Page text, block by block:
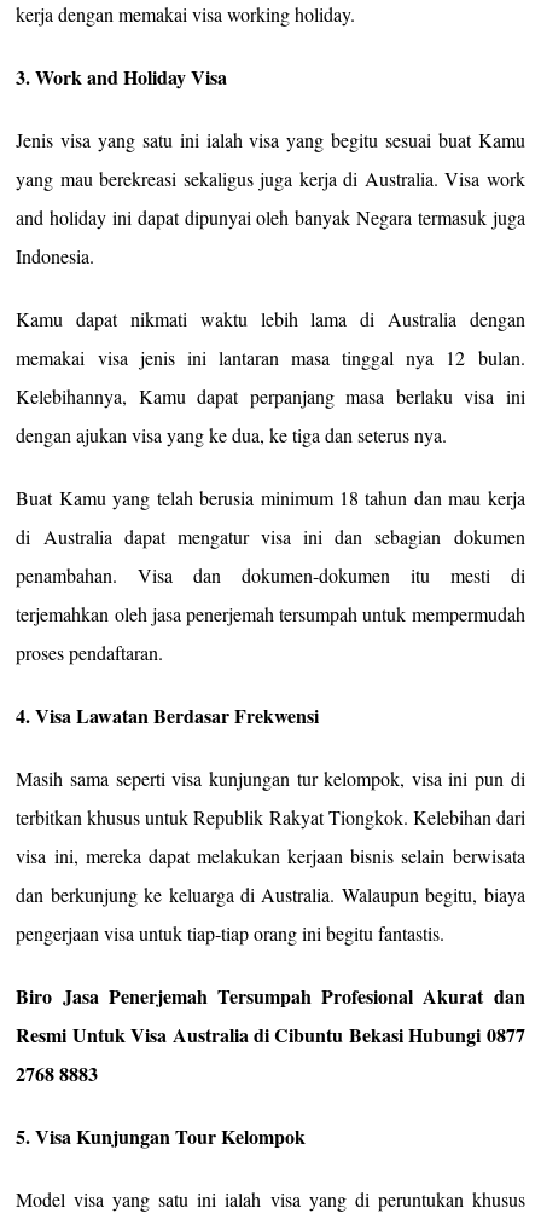
kerja dengan memakai visa working holiday.
3. Work and Holiday Visa
Jenis visa yang satu ini ialah visa yang begitu sesuai buat Kamu
yang mau berekreasi sekaligus juga kerja di Australia. Visa work
and holiday ini dapat dipunyai oleh banyak Negara termasuk juga
Indonesia.
Kamu dapat nikmati waktu lebih lama di Australia dengan
memakai visa jenis ini lantaran masa tinggal nya 12 bulan.
Kelebihannya, Kamu dapat perpanjang masa berlaku visa ini
dengan ajukan visa yang ke dua, ke tiga dan seterus nya.
Buat Kamu yang telah berusia minimum 18 tahun dan mau kerja
di Australia dapat mengatur visa ini dan sebagian dokumen
penambahan. Visa dan dokumen-dokumen itu mesti di
terjemahkan oleh jasa penerjemah tersumpah untuk mempermudah
proses pendaftaran.
4. Visa Lawatan Berdasar Frekwensi
Masih sama seperti visa kunjungan tur kelompok, visa ini pun di
terbitkan khusus untuk Republik Rakyat Tiongkok. Kelebihan dari
visa ini, mereka dapat melakukan kerjaan bisnis selain berwisata
dan berkunjung ke keluarga di Australia. Walaupun begitu, biaya
pengerjaan visa untuk tiap-tiap orang ini begitu fantastis.
Biro Jasa Penerjemah Tersumpah Profesional Akurat dan
Resmi Untuk Visa Australia di Cibuntu Bekasi Hubungi 0877
2768 8883
5. Visa Kunjungan Tour Kelompok
Model visa yang satu ini ialah visa yang di peruntukan khusus